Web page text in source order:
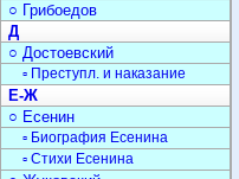
○ Грибоедов
Д
○ Достоевский
▫ Преступл. и наказание
Е-Ж
○ Есенин
▫ Биография Есенина
▫ Стихи Есенина